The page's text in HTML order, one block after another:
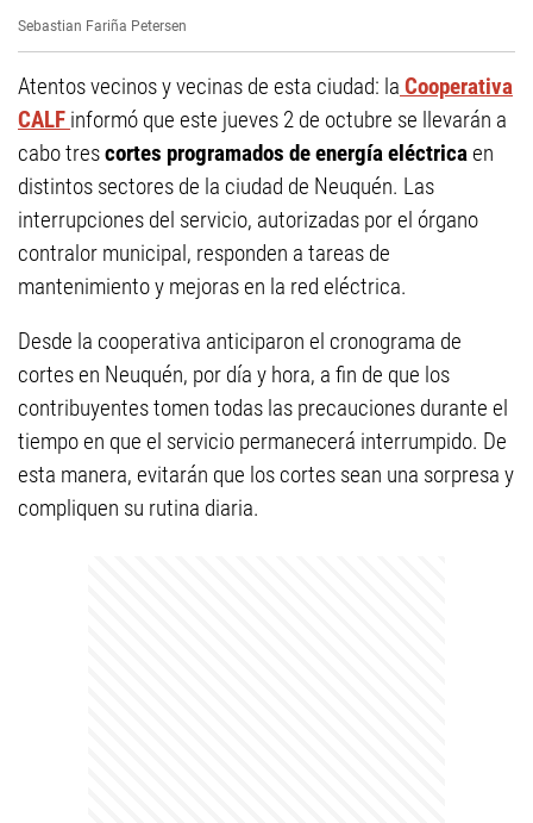
Sebastian Fariña Petersen
Atentos vecinos y vecinas de esta ciudad: la Cooperativa
CALF informó que este jueves 2 de octubre se llevarán a
cabo trescortes programados de energía eléctricaen
distintos sectores de la ciudad de Neuquén. Las
interrupciones del servicio, autorizadas por el órgano
contralor municipal, responden a tareas de
mantenimiento y mejoras en la red eléctrica.
Desde la cooperativa anticiparon el cronograma de
cortes en Neuquén, por día y hora, a fin de que los
contribuyentes tomen todas las precauciones durante el
tiempo en que el servicio permanecerá interrumpido. De
esta manera, evitarán que los cortes sean una sorpresa y
compliquen su rutina diaria.